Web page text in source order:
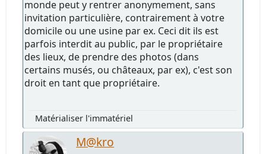
monde peut y rentrer anonymement, sans
invitation particulière, contrairement à votre
domicile ou une usine par ex. Ceci dit ils est
parfois interdit au public, par le propriétaire
des lieux, de prendre des photos (dans
certains musés, ou châteaux, par ex), c'est son
droit en tant que propriétaire.
Matérialiser l'immatériel
M@kro